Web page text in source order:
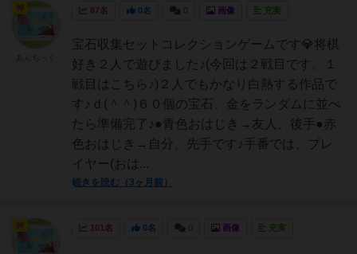
87名 0名 画像 充実
宝石収集セットコレクションゲームです💎将棋
好き２人で遊びました♪(今回は２戦目です。１
戦目はこちら♪)２人でもかなり白熱する作品で
す♪ｄ(＾＾)６０個の宝石、金をランダムに並べ
たら準備完了♪●青色おはじき→友人、後手●赤
色おはじき→自分、先手です♪手番では、プレ
イヤー(おは...
続きを読む（3ヶ月前）
神
101名 0名 画像 充実
神